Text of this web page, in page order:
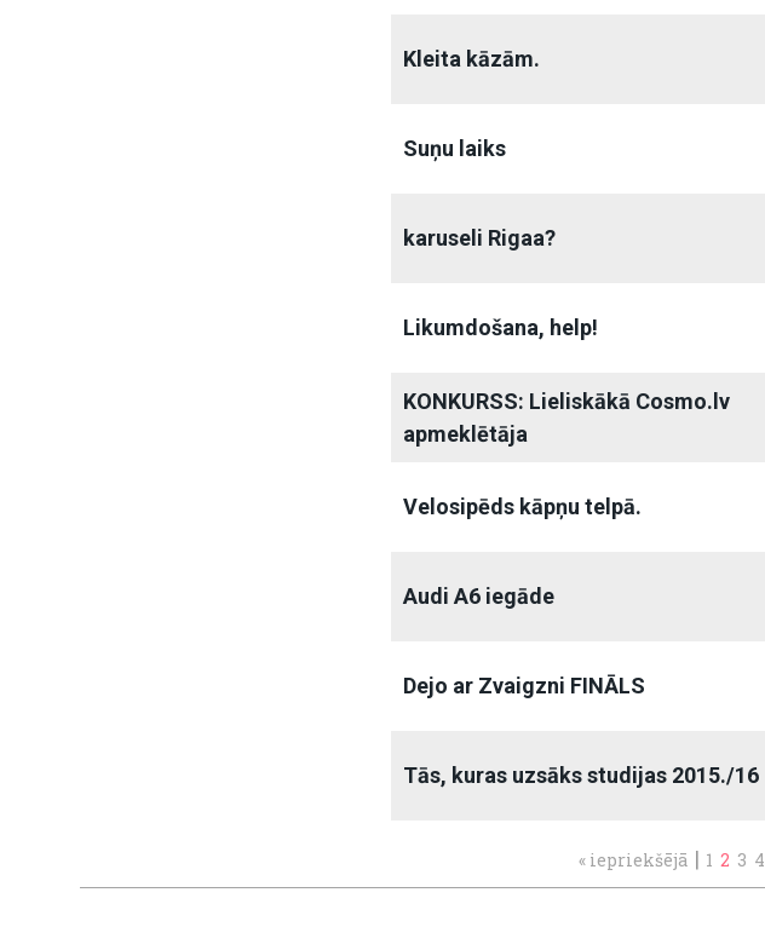
Kleita kāzām.
Suņu laiks
karuseli Rigaa?
Likumdošana, help!
KONKURSS: Lieliskākā Cosmo.lv
apmeklētāja
Velosipēds kāpņu telpā.
Audi A6 iegāde
Dejo ar Zvaigzni FINĀLS
Tās, kuras uzsāks studijas 2015./16
« iepriekšējā | 1 2 3 4